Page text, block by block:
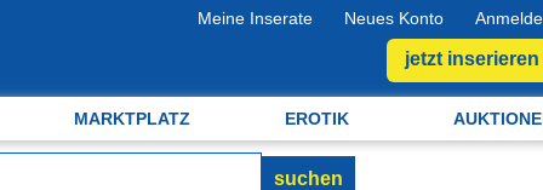
Meine Inserate Neues Konto
jetzt inserieren
MARKTPLATZ EROTIK
suchen